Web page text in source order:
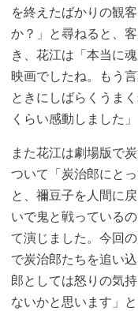
を終えたばかりの観
か？」と尋ねると、
き、花江は「本当に
映画でしたね。もう
ときにしばらくうま
くらい感動しました
また花江は劇場版で
ついて「炭治郎にと
と、禰豆子を人間に
いで鬼と戦っている
て演じました。今回
で炭治郎たちを追い
郎としては怒りの気
ないかと思います」